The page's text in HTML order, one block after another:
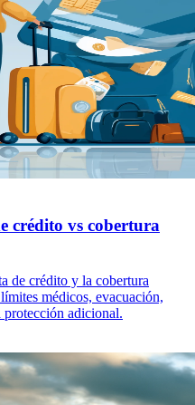
crédito vs cobertura
de crédito y la cobertura
médicos, evacuación,
protección adicional.